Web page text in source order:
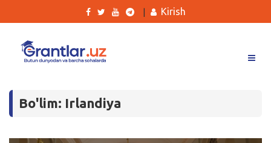
Tanlovlar
Kirish
Bo'lim: Irlandiya